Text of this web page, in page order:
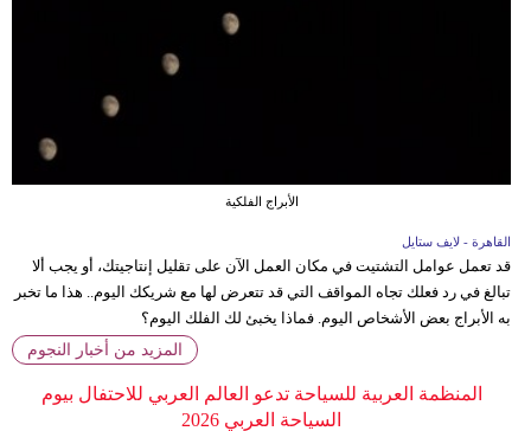
الأبراج الفلكية
القاهرة - لايف ستايل
قد تعمل عوامل التشتيت في مكان العمل الآن على تقليل إنتاجيتك، أو يجب ألا
تبالغ في رد فعلك تجاه المواقف التي قد تتعرض لها مع شريكك اليوم.. هذا ما تخبر
به الأبراج بعض الأشخاص اليوم. فماذا يخبئ لك الفلك اليوم؟
المزيد من أخبار النجوم
المنظمة العربية للسياحة تدعو العالم العربي للاحتفال بيوم
السياحة العربي 2026